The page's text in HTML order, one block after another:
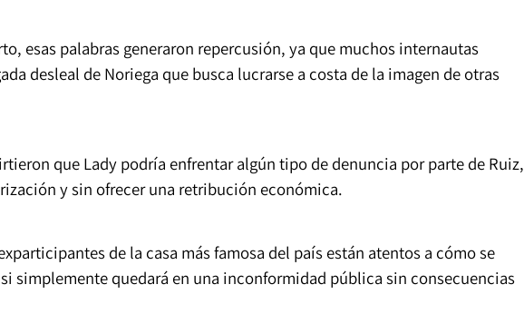
esas palabras generaron repercusión, ya que muchos internautas
desleal de Noriega que busca lucrarse a costa de la imagen de otras
que Lady podría enfrentar algún tipo de denuncia por parte de Ruiz,
y sin ofrecer una retribución económica.
de la casa más famosa del país están atentos a cómo se
simplemente quedará en una inconformidad pública sin consecuencias